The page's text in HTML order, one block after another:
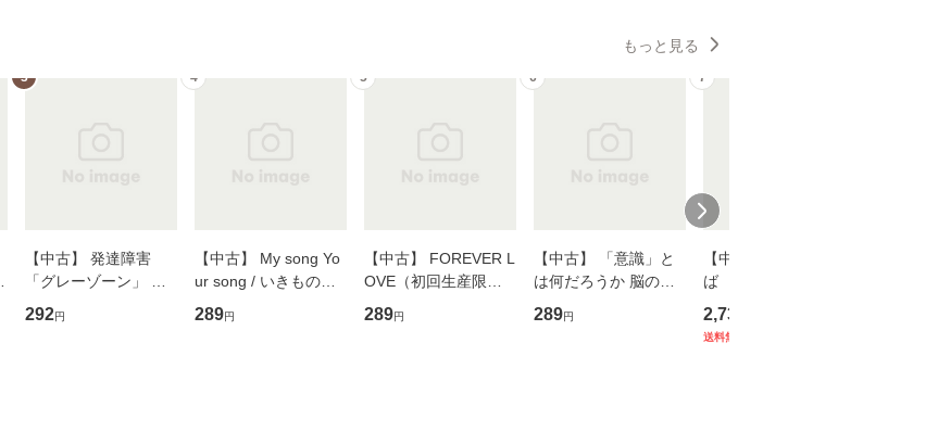
もっと見る
3
【中古】 発達障害
「グレーゾーン」 そ
の正しい理解と克服法
(SB新書 572) / 岡田尊
292円
4
【中古】 My song Yo
ur song / いきものが
かり / [CD]【メール便
送料無料】
289円
5
【中古】 FOREVER L
OVE（初回生産限定
盤） / 清水翔太×加藤
ミリヤ / [CD]【メール
289円
6
【中古】 「意識」と
は何だろうか 脳の来
歴、知覚の錯誤 （講
談社現代新書） / 下条
289円
7
【中古】 耳をすませ
ば 〈2枚組〉 [DVD] /
ブエナ・ビスタ・ホー
ム・エンターテイメン
2,735
送料無料